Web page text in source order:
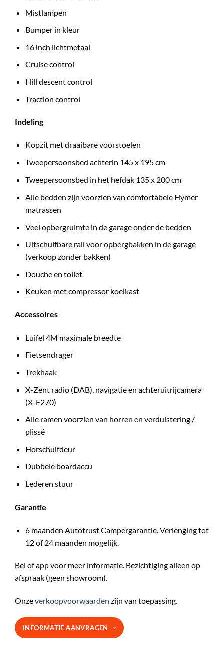
Mistlampen
Bumper in kleur
16 inch lichtmetaal
Cruise control
Hill descent control
Traction control
Indeling
Kopzit met draaibare voorstoelen
Tweepersoonsbed achterin 145 x 195 cm
Tweepersoonsbed in het hefdak 135 x 200 cm
Alle bedden zijn voorzien van comfortabele Hymer
matrassen
Veel opbergruimte in de garage onder de bedden
Uitschuifbare rail voor opbergbakken in de garage
(verkoop zonder bakken)
Douche en toilet
Keuken met compressor koelkast
Accessoires
Luifel 4M maximale breedte
Fietsendrager
Trekhaak
X-Zent radio (DAB), navigatie en achteruitrijcamera
(X-F270)
Alle ramen voorzien van horren en verduistering /
plissé
Horschuifdeur
Dubbele boardaccu
Lederen stuur
Garantie
6 maanden Autotrust Campergarantie. Verlenging tot
12 of 24 maanden mogelijk.
Bel of app voor meer informatie. Bezichtiging alleen op
afspraak (geen showroom).
Onzeverkoopvoorwaarden zijn van toepassing.
INFORMATIE AANVRAGEN